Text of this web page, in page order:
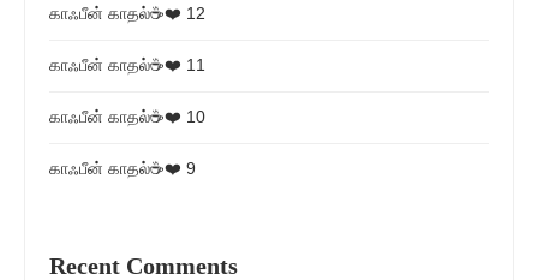
காஃபீன் காதல்☕❤️ 12
காஃபீன் காதல்☕❤️ 11
காஃபீன் காதல்☕❤️ 10
காஃபீன் காதல்☕❤️ 9
Recent Comments